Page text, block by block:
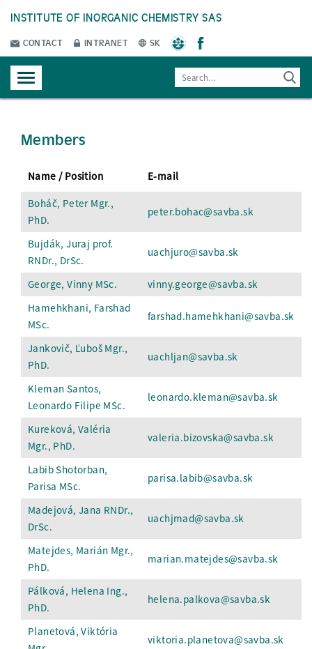
INSTITUTE OF INORGANIC CHEMISTRY SAS
CONTACT INTRANET SK
Members
Name / Position E-mail
Boháč, Peter Mgr.,
PhD.
peter.bohac@savba.sk
Bujdák, Juraj prof.
RNDr., DrSc.
uachjuro@savba.sk
George, Vinny MSc.
vinny.george@savba.sk
Hamehkhani, Farshad
MSc.
farshad.hamehkhani@savba.sk
Jankovič, Ľuboš Mgr.,
PhD.
uachljan@savba.sk
Kleman Santos,
Leonardo Filipe MSc.
leonardo.kleman@savba.sk
Kureková, Valéria
Mgr., PhD.
valeria.bizovska@savba.sk
Labib Shotorban,
Parisa MSc.
parisa.labib@savba.sk
Madejová, Jana RNDr.,
DrSc.
uachjmad@savba.sk
Matejdes, Marián Mgr.,
PhD.
marian.matejdes@savba.sk
Pálková, Helena Ing.,
PhD.
helena.palkova@savba.sk
Planetová, Viktória
viktoria.planetova@savba.sk